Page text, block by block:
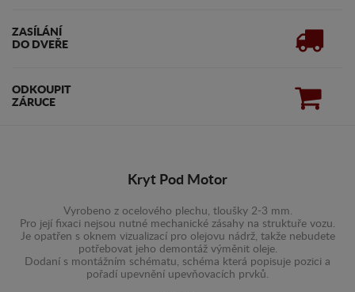
ZASÍLÁNÍ
DO DVEŘE
ODKOUPIT
ZÁRUCE
Kryt Pod Motor
Vyrobeno z ocelového plechu, tloušky 2-3 mm.
Pro její fixaci nejsou nutné mechanické zásahy na struktuře vozu.
Je opatřen s oknem vizualizací pro olejovu nádrž, takže nebudete
potřebovat jeho demontáž výměnit oleje.
Dodaní s montážním schématu, schéma která popisuje pozici a
pořadí upevnění upevňovacích prvků.